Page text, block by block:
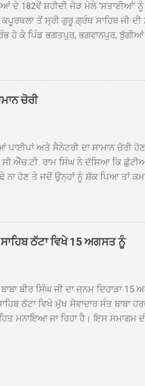
ਦੇ 182ਵੇਂ ਸ਼ਹੀਦੀ ਜੋੜ ਮੇਲੇ 'ਸਤਾਈਆਂ'
ਤੋਂ ਸ੍ਰੀ ਗੁਰੂ ਗ੍ਰੰਥ ਸਾਹਿਬ ਜੀ
ਹੋ ਕੇ ਪਿੰਡ ਭਗਤਪੁਰ, ਭਗਵਾਨਪੁਰ, ਝੁੱਗੀਆਂ
ਗੁਰਦੁਆਰਾ ਸ੍ਰੀ ਦਮਦਮਾ ਸਾਹਿਬ ਠੱਟਾ
ਦੀ ਗੂੰਜ ਵਿਚ ਨਿੱਘਾ ਸਵਾਗਤ
ਅਰਦਾਸ ਹੋਈ। ਇਸ ਮੌਕੇ ਪੰਜ ਪਿਆਰੇ
ਸੰਤ ਬਾਬਾ ਹਰਜੀਤ ਸਿੰਘ ਵੱਲੋਂ
ਚੋਰੀ
ਅਤੇ ਸੈਨੇਟਰੀ ਦਾ ਸਾਮਾਨ ਚੋਰੀ ਹੋਣ
ਸੀ.ਐੱਚ.ਟੀ. ਰਾਮ ਸਿੰਘ ਨੇ ਦੱਸਿਆ ਕਿ
ਹੋਣ ਤੇ ਜਦੋਂ ਉਨ੍ਹਾਂ ਨੂੰ ਸ਼ੱਕ ਪਿਆ ਤਾਂ
20 ਜੂਨ ਤੱਕ ਸਭ ਠੀਕ ਸੀ। ਚੋਰੀ ਦੀ
ਕੌਰ, ਕਮਲਪ੍ਰੀਤ ਕੌਰ ਅਤੇ ਹਰਵਿੰਦਰ
ਰਾਮ ਸਿੰਘ ਵੱਲੋਂ ਕੀਤੀ ਗਈ ਸੀ ਜਿਸ ਦੀ
ਵਿੱਚ ਭਾਰੀ ਰੋਸ ਹੈ ਅਤੇ ਉਨ੍ਹਾਂ ਨੇ ਪੁਲਿਸ
ਠੱਟਾ ਵਿਖੇ 15 ਅਗਸਤ ਨੂੰ
ਬੀਰ ਸਿੰਘ ਜੀ ਦਾ ਜਨਮ ਦਿਹਾੜਾ
ਠੱਟਾ ਵਿਖੇ ਮੁੱਖ ਸੇਵਾਦਾਰ ਸੰਤ ਬਾਬਾ
ਮਨਾਇਆ ਜਾ ਰਿਹਾ ਹੈ। ਇਸ ਸਮਾਗਮ
ਨੇ ਭਾਗ ਲਿਆ ਅਤੇ ਆਪੋ ਆਪਣੇ